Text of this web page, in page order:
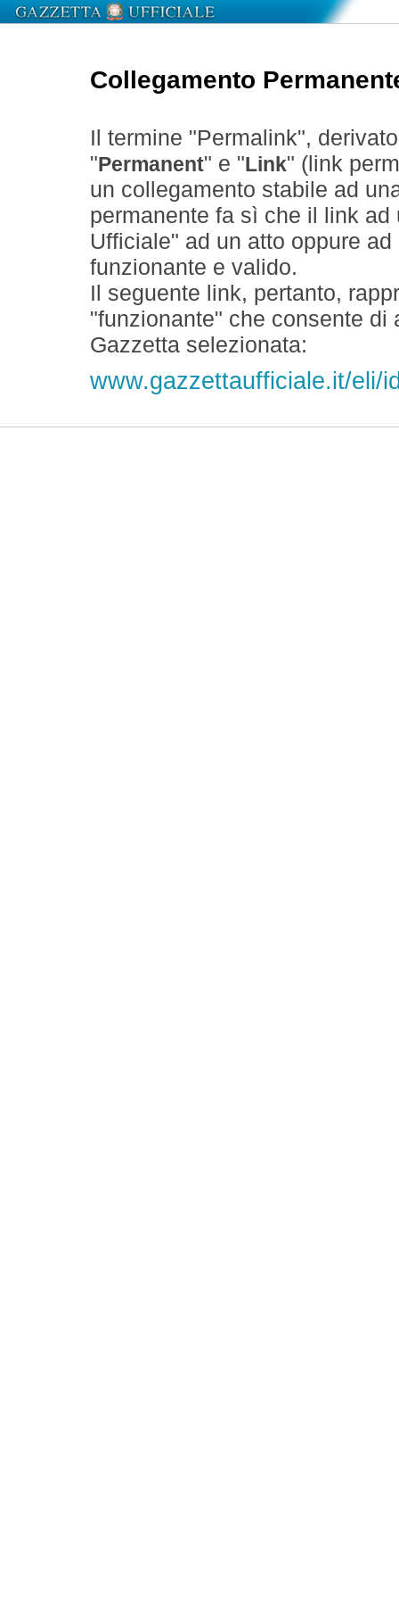
Collegamento
Il termine "Permalink",
" Permanent" e " Link" (link
un collegamento stabile ad
permanente fa sì che il link
Ufficiale" ad un atto oppure
funzionante e valido.
Il seguente link, pertanto,
"funzionante" che consente
Gazzetta selezionata:
www.gazzettaufficiale.it/eli/